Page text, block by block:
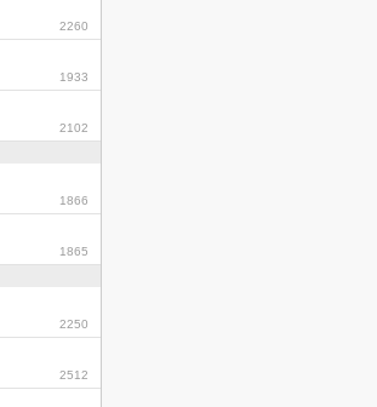
2260
1933
2102
1866
1865
2250
2512